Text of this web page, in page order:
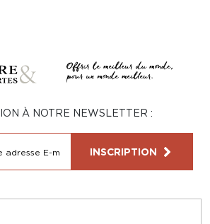
À NOTRE NEWSLETTER :
INSCRIPTION